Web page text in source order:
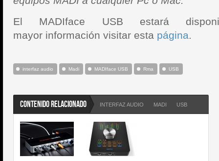
El MADIface USB
estará
mayor información visitar esta página.
interfaz audio Madi MADIface USB Rma USB
CONTENIDO RELACIONADO INTERFAZ AUDIO MADI USB